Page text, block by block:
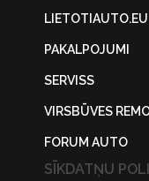
LIETOTIAUTO.EU
PAKALPOJUMI
SERVISS
VIRSBŪVES
FORUM AUTO
SĪKDATŅU